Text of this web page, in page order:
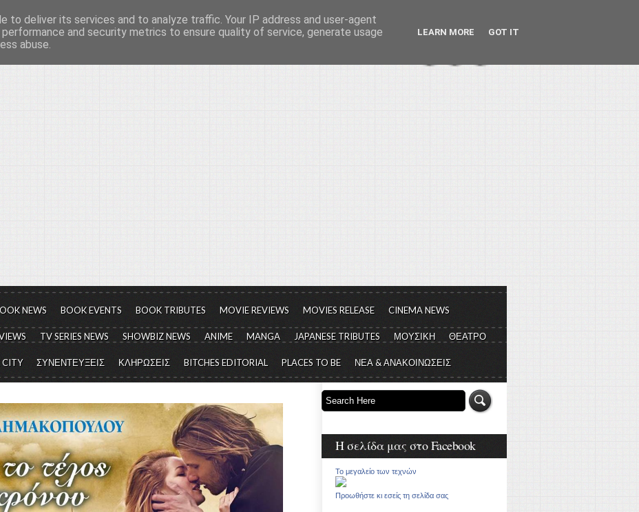
για τον πολιτισμό, σε κάθε του μορφή και έκταση...
NEWS BOOK EVENTS BOOK TRIBUTES MOVIE REVIEWS MOVIES RELEASE CINEMA NEWS
TV SERIES NEWS SHOWBIZ NEWS ANIME MANGA JAPANESE TRIBUTES ΜΟΥΣΙΚΗ ΘΕΑΤΡΟ
CITY ΣΥΝΕΝΤΕΥΞΕΙΣ ΚΛΗΡΩΣΕΙΣ BITCHES EDITORIAL PLACES TO BE ΝΕΑ & ΑΝΑΚΟΙΝΩΣΕΙΣ
Η σελίδα μας στο Facebook
Το μεγαλείο των τεχνών
Προωθήστε κι εσείς τη σελίδα σας
to deliver its services and to analyze traffic. Your IP address and user-agent
and security metrics to ensure quality of service, generate usage
abuse.
LEARN MORE GOT IT